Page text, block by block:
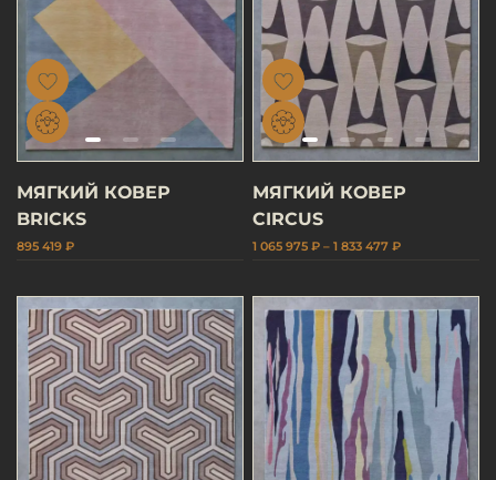
МЯГКИЙ КОВЕР
BRICKS
895 419 ₽
МЯГКИЙ КОВЕР
CIRCUS
1 065 975 ₽ – 1 833 477 ₽